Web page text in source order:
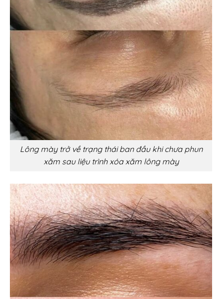
Lông mày trở về trạng thái ban đầu khi chưa phun
xăm sau liệu trình xóa xăm lông mày